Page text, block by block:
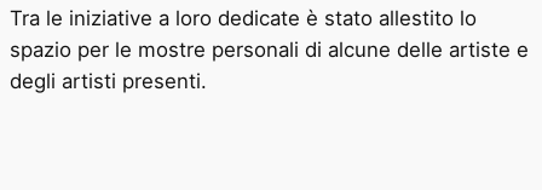
Tra le iniziative a loro dedicate è stato allestito lo
spazio per le mostre personali di alcune delle artiste e
degli artisti presenti.